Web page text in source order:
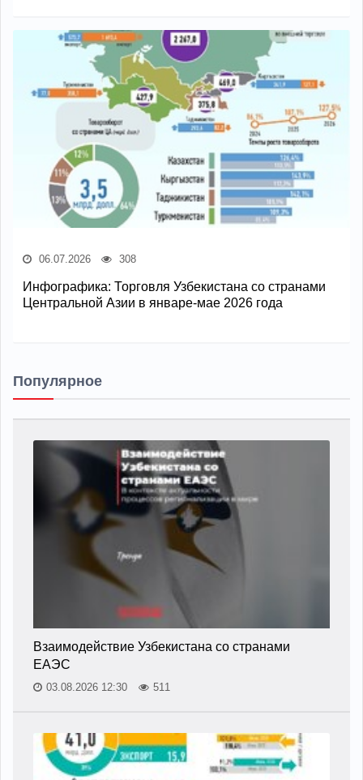
06.07.2026 308
Инфографика: Торговля Узбекистана со странами
Центральной Азии в январе-мае 2026 года
Популярное
Взаимодействие Узбекистана со странами
ЕАЭС
03.08.2026 12:30 511